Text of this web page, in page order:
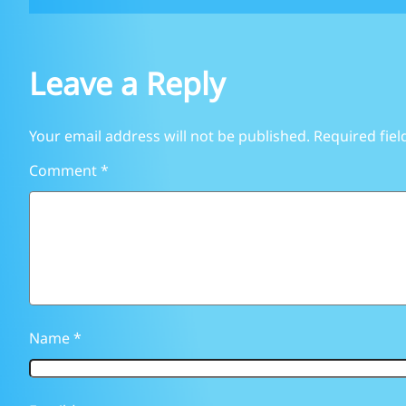
Leave a Reply
Your email address will not be published. Required
Comment*
Name*